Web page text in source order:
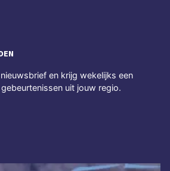
en krijg wekelijks een
uit jouw regio.